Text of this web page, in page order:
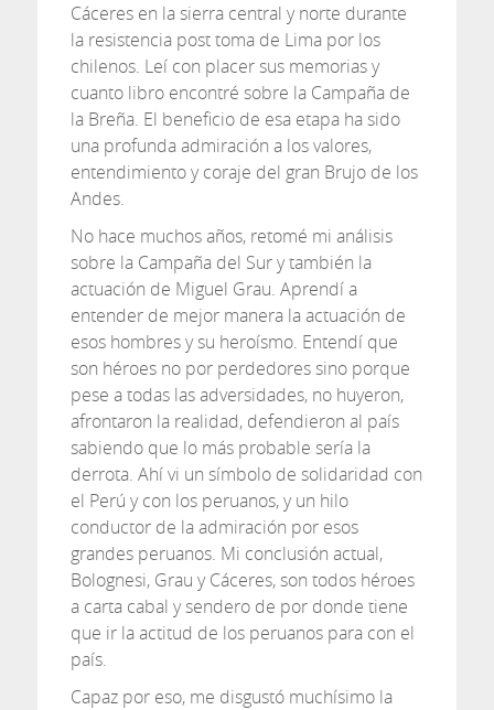
Cáceres en la sierra central y norte durante
la resistencia post toma de Lima por los
chilenos. Leí con placer sus memorias y
cuanto libro encontré sobre la Campaña de
la Breña. El beneficio de esa etapa ha sido
una profunda admiración a los valores,
entendimiento y coraje del gran Brujo de los
Andes.
No hace muchos años, retomé mi análisis
sobre la Campaña del Sur y también la
actuación de Miguel Grau. Aprendí a
entender de mejor manera la actuación de
esos hombres y su heroísmo. Entendí que
son héroes no por perdedores sino porque
pese a todas las adversidades, no huyeron,
afrontaron la realidad, defendieron al país
sabiendo que lo más probable sería la
derrota. Ahí vi un símbolo de solidaridad con
el Perú y con los peruanos, y un hilo
conductor de la admiración por esos
grandes peruanos. Mi conclusión actual,
Bolognesi, Grau y Cáceres, son todos héroes
a carta cabal y sendero de por donde tiene
que ir la actitud de los peruanos para con el
país.
Capaz por eso, me disgustó muchísimo la